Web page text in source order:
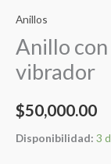
Anillos
Anillo
vibrador
$50,000.00
Disponibilidad: 3